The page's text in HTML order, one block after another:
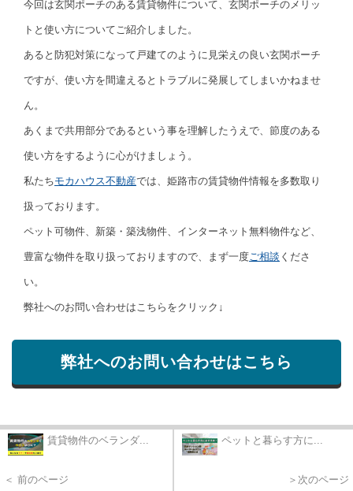
今回は玄関ポーチのある賃貸物件について、玄関ポーチのメリッ
トと使い方についてご紹介しました。
あると防犯対策になって戸建てのように見栄えの良い玄関ポーチ
ですが、使い方を間違えるとトラブルに発展してしまいかねませ
ん。
あくまで共用部分であるという事を理解したうえで、節度のある
使い方をするように心がけましょう。
私たちモカハウス不動産では、姫路市の賃貸物件情報を多数取り
扱っております。
ペット可物件、新築・築浅物件、インターネット無料物件など、
豊富な物件を取り扱っておりますので、まず一度ご相談 くださ
い。
弊社へのお問い合わせはこちらをクリック↓
弊社へのお問い合わせはこちら
賃貸物件のベランダ...
＜ 前のページ
ペットと暮らす方に...
＞次のページ